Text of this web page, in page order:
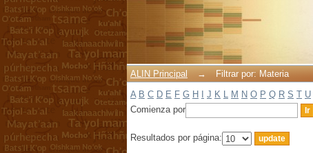
ALIN Principal →
Filtrar por: Materia
A B C D E F G H J K L M N O P Q R S T U
Comienza por
Resultados por página: